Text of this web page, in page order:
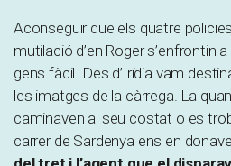
Aconseguir que els quatre
mutilació d’en Roger s’enfrontin
gens fàcil. Des d’Irídia vam
les imatges de la càrrega. La
caminaven al seu costat o es
carrer de Sardenya ens en